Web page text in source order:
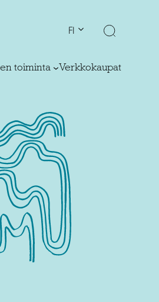
FI
toiminta Verkkokaupat